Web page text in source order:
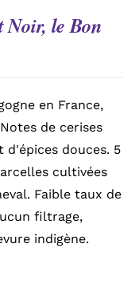
le Bon
en France,
de cerises
d'épices douces. 5
cultivées
Faible taux de
filtrage,
indigène.